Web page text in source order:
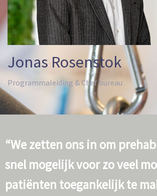
Jonas Rosenstok
Programmaleiding & Chef bureau
“We zetten ons in om
snel mogelijk voor zo veel
patiënten toegankelijk te